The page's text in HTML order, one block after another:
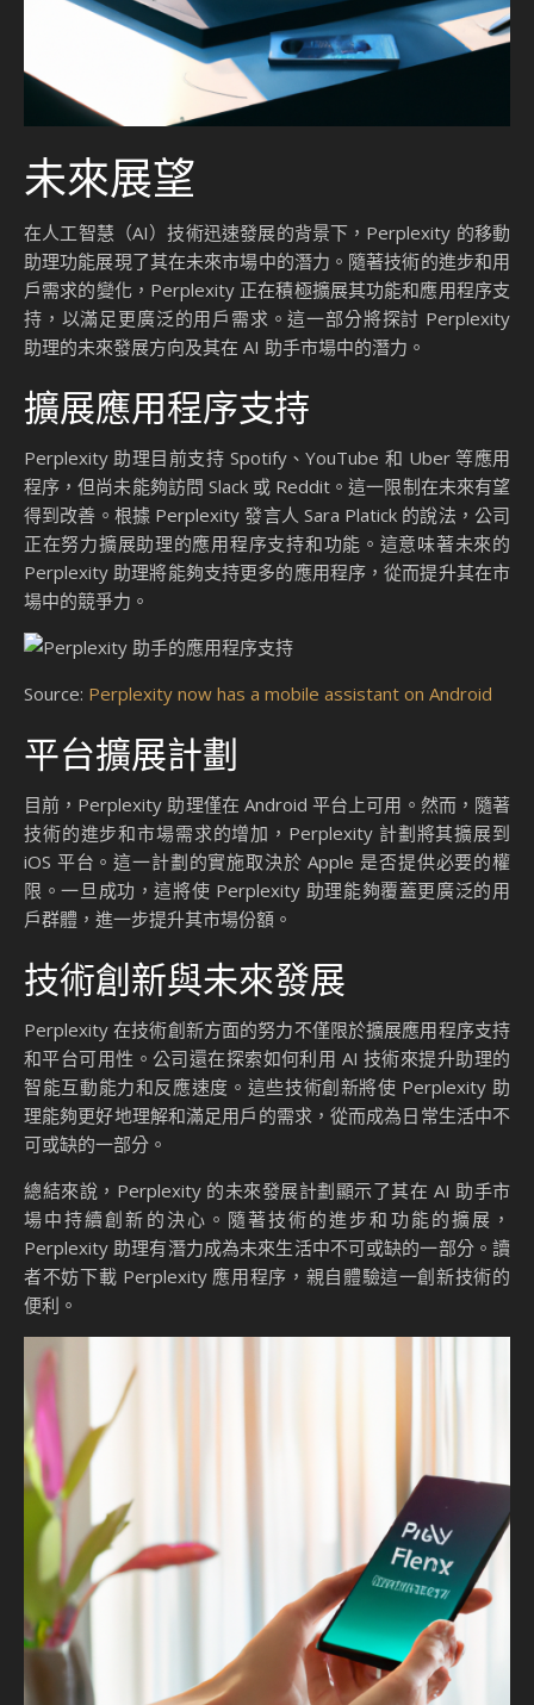
未來展望
在人工智慧（AI）技術迅速發展的背景下，Perplexity 的移動
助理功能展現了其在未來市場中的潛力。隨著技術的進步和用
戶需求的變化，Perplexity 正在積極擴展其功能和應用程序支
持，以滿足更廣泛的用戶需求。這一部分將探討 Perplexity
助理的未來發展方向及其在 AI 助手市場中的潛力。
擴展應用程序支持
Perplexity 助理目前支持 Spotify、YouTube 和 Uber 等應用
程序，但尚未能夠訪問 Slack 或 Reddit。這一限制在未來有望
得到改善。根據 Perplexity 發言人 Sara Platick 的說法，公司
正在努力擴展助理的應用程序支持和功能。這意味著未來的
Perplexity 助理將能夠支持更多的應用程序，從而提升其在市
場中的競爭力。
Source: Perplexity now has a mobile assistant on Android
平台擴展計劃
目前，Perplexity 助理僅在 Android 平台上可用。然而，隨著
技術的進步和市場需求的增加，Perplexity 計劃將其擴展到
iOS 平台。這一計劃的實施取決於 Apple 是否提供必要的權
限。一旦成功，這將使 Perplexity 助理能夠覆蓋更廣泛的用
戶群體，進一步提升其市場份額。
技術創新與未來發展
Perplexity 在技術創新方面的努力不僅限於擴展應用程序支持
和平台可用性。公司還在探索如何利用 AI 技術來提升助理的
智能互動能力和反應速度。這些技術創新將使 Perplexity 助
理能夠更好地理解和滿足用戶的需求，從而成為日常生活中不
可或缺的一部分。
總結來說，Perplexity 的未來發展計劃顯示了其在 AI 助手市
場中持續創新的決心。隨著技術的進步和功能的擴展，
Perplexity 助理有潛力成為未來生活中不可或缺的一部分。讀
者不妨下載 Perplexity 應用程序，親自體驗這一創新技術的
便利。